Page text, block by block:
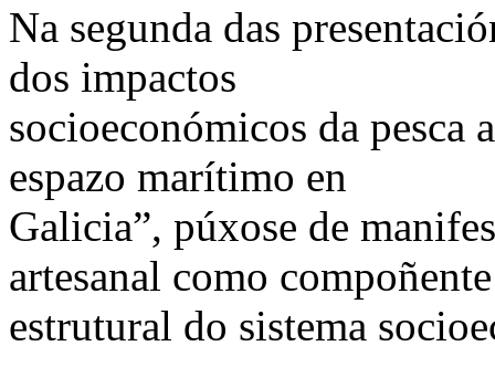
Na segunda das
dos impactos
socioeconómicos da pesca
espazo marítimo en
Galicia”, púxose de
artesanal como compoñente
estrutural do sistema